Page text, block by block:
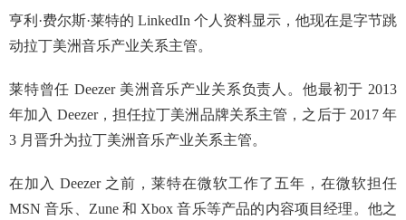
亨利·费尔斯·莱特的 LinkedIn 个人资料显示，他现在是字节跳
动拉丁美洲音乐产业关系主管。
莱特曾任Deezer 美洲音乐产业关系负责人。他最初于 2013
年加入 Deezer，担任拉丁美洲品牌关系主管，之后于 2017 年
3 月晋升为拉丁美洲音乐产业关系主管。
在加入 Deezer 之前，莱特在微软工作了五年，在微软担任
MSN 音乐、Zune 和 Xbox 音乐等产品的内容项目经理。他之